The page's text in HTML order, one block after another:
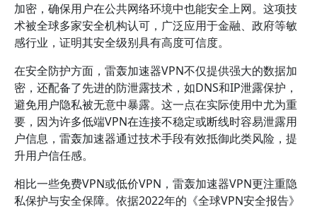
加密，确保用户在公共网络环境中也能安全上网。这项技
术被全球多家安全机构认可，广泛应用于金融、政府等敏
感行业，证明其安全级别具有高度可信度。
在安全防护方面，雷轰加速器VPN不仅提供强大的数据加
密，还配备了先进的防泄露技术，如DNS和IP泄露保护，
避免用户隐私被无意中暴露。这一点在实际使用中尤为重
要，因为许多低端VPN在连接不稳定或断线时容易泄露用
户信息，雷轰加速器通过技术手段有效抵御此类风险，提
升用户信任感。
相比一些免费VPN或低价VPN，雷轰加速器VPN更注重隐
私保护与安全保障。依据2022年的《全球VPN安全报告》